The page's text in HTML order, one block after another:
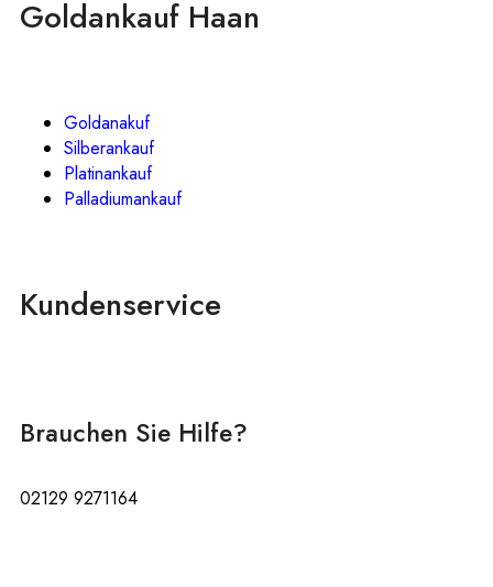
Goldankauf Haan
Goldanakuf
Silberankauf
Platinankauf
Palladiumankauf
Kundenservice
Brauchen Sie Hilfe?
02129 9271164